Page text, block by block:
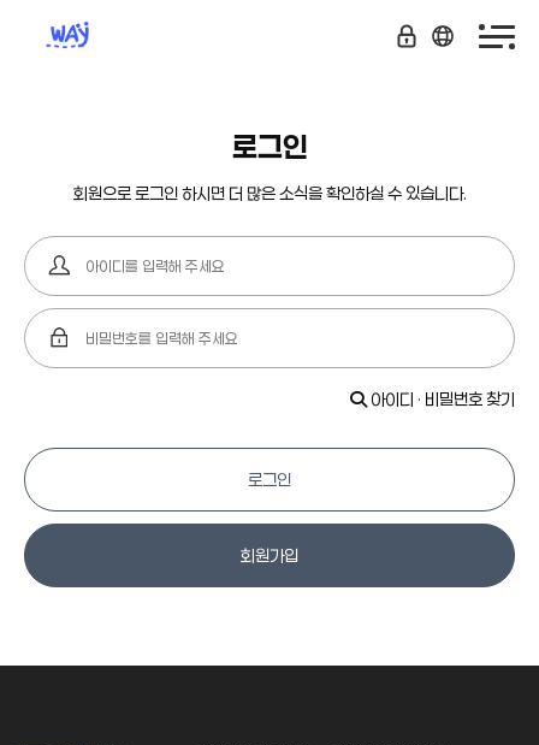
로그인
회원으로 로그인 하시면 더 많은 소식을 확인하실 수 있습니다.
아이디 · 비밀번호 찾기
로그인
회원가입